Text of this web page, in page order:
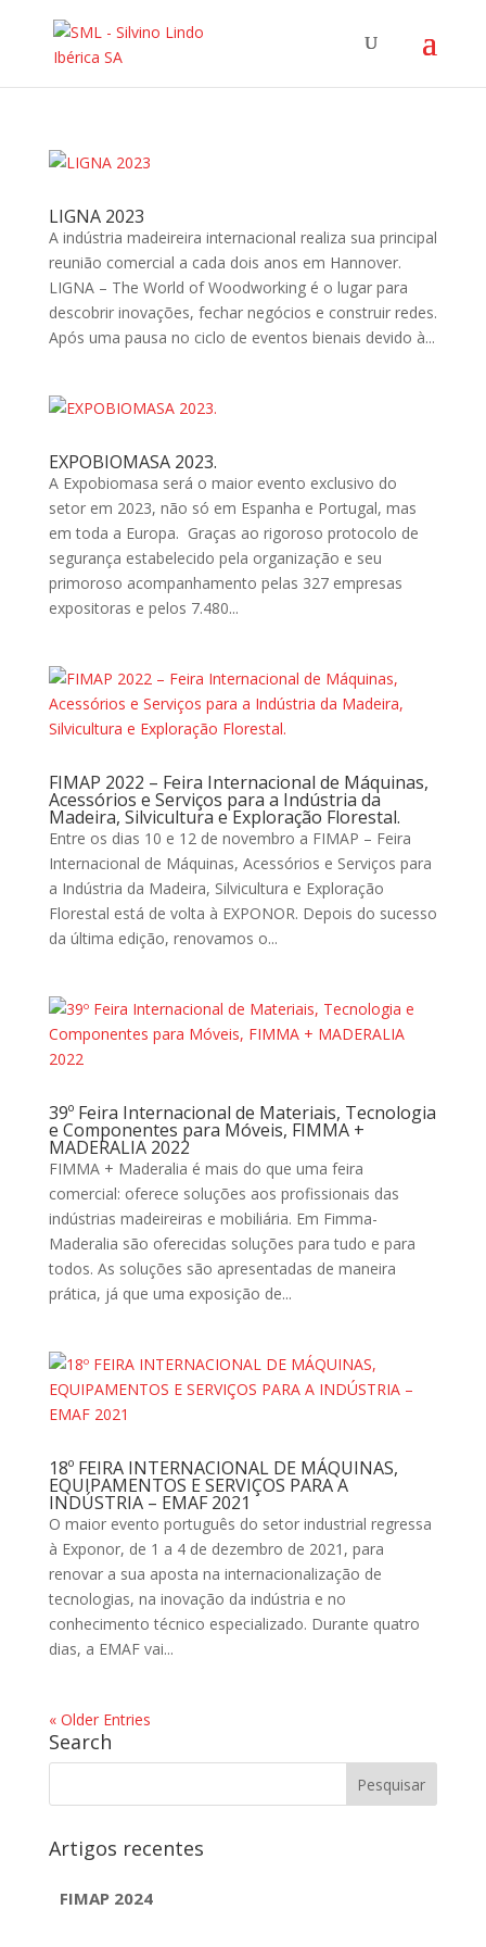
LIGNA 2023
A indústria madeireira internacional realiza sua principal
reunião comercial a cada dois anos em Hannover.
LIGNA – The World of Woodworking é o lugar para
descobrir inovações, fechar negócios e construir redes.
Após uma pausa no ciclo de eventos bienais devido à...
EXPOBIOMASA 2023.
A Expobiomasa será o maior evento exclusivo do
setor em 2023, não só em Espanha e Portugal, mas
em toda a Europa. Graças ao rigoroso protocolo de
segurança estabelecido pela organização e seu
primoroso acompanhamento pelas 327 empresas
expositoras e pelos 7.480...
FIMAP 2022 – Feira Internacional de Máquinas,
Acessórios e Serviços para a Indústria da
Madeira, Silvicultura e Exploração Florestal.
Entre os dias 10 e 12 de novembro a FIMAP – Feira
Internacional de Máquinas, Acessórios e Serviços para
a Indústria da Madeira, Silvicultura e Exploração
Florestal está de volta à EXPONOR. Depois do sucesso
da última edição, renovamos o...
39º Feira Internacional de Materiais, Tecnologia
e Componentes para Móveis, FIMMA +
MADERALIA 2022
FIMMA + Maderalia é mais do que uma feira
comercial: oferece soluções aos profissionais das
indústrias madeireiras e mobiliária. Em Fimma-
Maderalia são oferecidas soluções para tudo e para
todos. As soluções são apresentadas de maneira
prática, já que uma exposição de...
18º FEIRA INTERNACIONAL DE MÁQUINAS,
EQUIPAMENTOS E SERVIÇOS PARA A
INDÚSTRIA – EMAF 2021
O maior evento português do setor industrial regressa
à Exponor, de 1 a 4 de dezembro de 2021, para
renovar a sua aposta na internacionalização de
tecnologias, na inovação da indústria e no
conhecimento técnico especializado. Durante quatro
dias, a EMAF vai...
« Older Entries
Search
Artigos recentes
FIMAP 2024